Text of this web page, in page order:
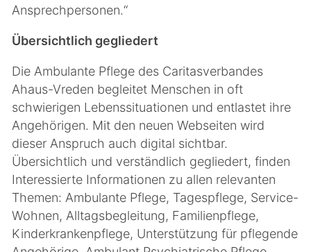
Ansprechpersonen.“
Übersichtlich gegliedert
Die Ambulante Pflege des Caritasverbandes
Ahaus-Vreden begleitet Menschen in oft
schwierigen Lebenssituationen und entlastet ihre
Angehörigen. Mit den neuen Webseiten wird
dieser Anspruch auch digital sichtbar.
Übersichtlich und verständlich gegliedert, finden
Interessierte Informationen zu allen relevanten
Themen: Ambulante Pflege, Tagespflege, Service-
Wohnen, Alltagsbegleitung, Familienpflege,
Kinderkrankenpflege, Unterstützung für pflegende